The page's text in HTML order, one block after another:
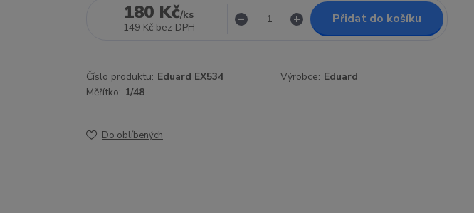
180 Kč/ks
149 Kč bez DPH
Přidat do košíku
Číslo produktu: Eduard EX534 Výrobce: Eduard
Měřítko: 1/48
Do oblíbených